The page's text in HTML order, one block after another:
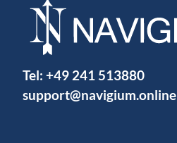
Tel: +49 241 513880
support@navigium.online